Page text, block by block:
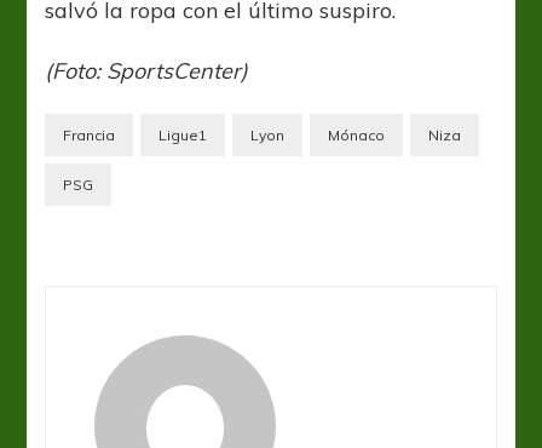
salvó la ropa con el último suspiro.
(Foto: SportsCenter)
Francia Ligue1 Lyon Mónaco Niza
PSG